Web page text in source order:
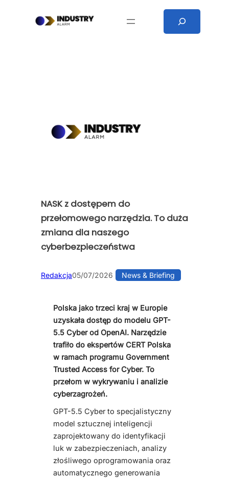
NASK z dostępem do
przełomowego narzędzia. To duża
zmiana dla naszego
cyberbezpieczeństwa
Redakcja05/07/2026 News & Briefing
Polska jako trzeci kraj w Europie
uzyskała dostęp do modelu GPT-
5.5 Cyber od OpenAI. Narzędzie
trafiło do ekspertów CERT Polska
w ramach programu Government
Trusted Access for Cyber. To
przełom w wykrywaniu i analizie
cyberzagrożeń.
GPT-5.5 Cyber to specjalistyczny
model sztucznej inteligencji
zaprojektowany do identyfikacji
luk w zabezpieczeniach, analizy
złośliwego oprogramowania oraz
automatycznego generowania